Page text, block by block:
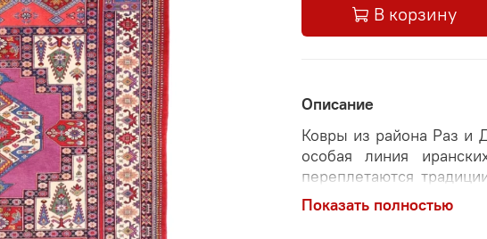
В корзину
Описание
Ковры из района Раз и
особая линия
переплетаются
это культурное
искусстве
Показать полностью